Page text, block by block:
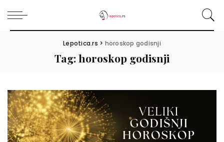
Lepotica.rs > horoskop godisnji
Tag:horoskop godisnji